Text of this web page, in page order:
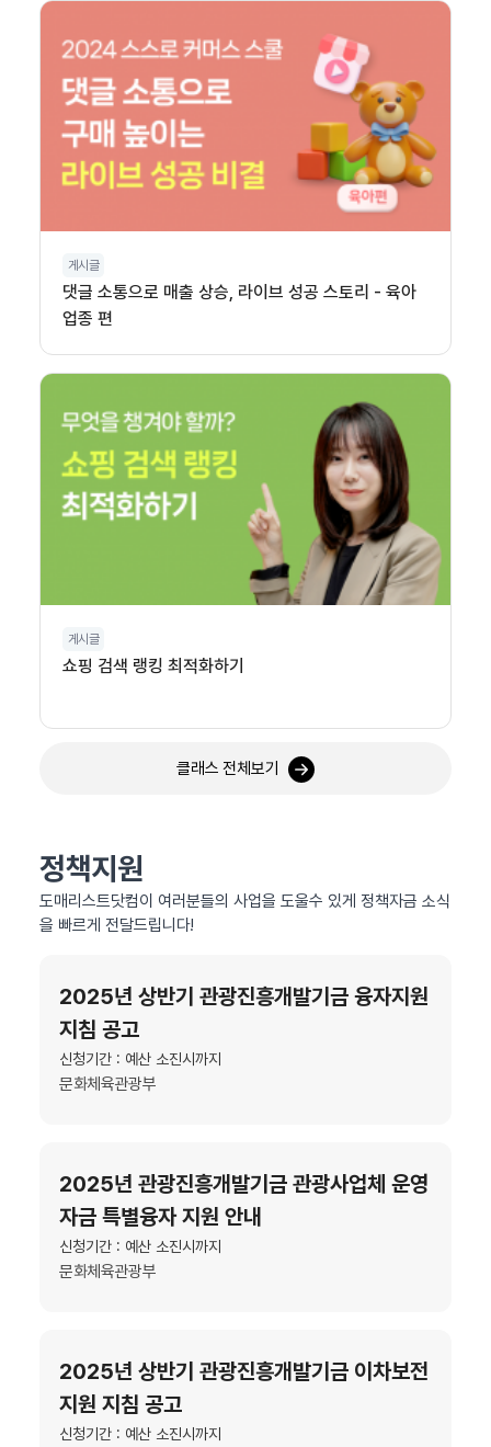
게시글
댓글 소통으로 매출 상승, 라이브 성공 스토리 - 육아
업종 편
게시글
쇼핑 검색 랭킹 최적화하기
클래스 전체보기
정책지원
도매리스트닷컴이 여러분들의 사업을 도울수 있게 정책자금 소식
을 빠르게 전달드립니다!
2025년 상반기 관광진흥개발기금 융자지원
지침 공고
신청기간 : 예산 소진시까지
문화체육관광부
2025년 관광진흥개발기금 관광사업체 운영
자금 특별융자 지원 안내
신청기간 : 예산 소진시까지
문화체육관광부
2025년 상반기 관광진흥개발기금 이차보전
지원 지침 공고
신청기간 : 예산 소진시까지